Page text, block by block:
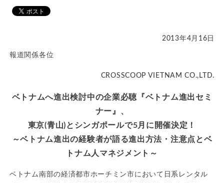
2013年4月16日
報道関係各位
CROSSCOOP VIETNAM CO.,LTD.
ベトナムへ進出検討中の企業必聴『ベトナム進出セミ
ナー』、
東京(青山)とシンガポールで5月に開催決定！
～ベトナム進出の経験者が語る進出方法・注意点とベ
トナム人マネジメント～
ベトナム南部の経済都市ホーチミン市において日系レンタル